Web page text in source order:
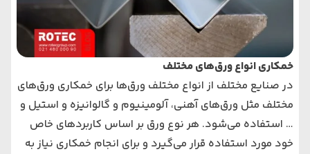
خمکاری انواع ورق‌های مختلف
در صنایع مختلف از انواع مختلف ورق‌ها برای خمکاری ورق‌های
مختلف مثل ورق‌های آهنی، آلومینیوم و گالوانیزه و استیل و
… استفاده می‌شود. هر نوع ورق بر اساس کاربردهای خاص
خود مورد استفاده قرار می‌گیرد و برای انجام خمکاری نیاز به